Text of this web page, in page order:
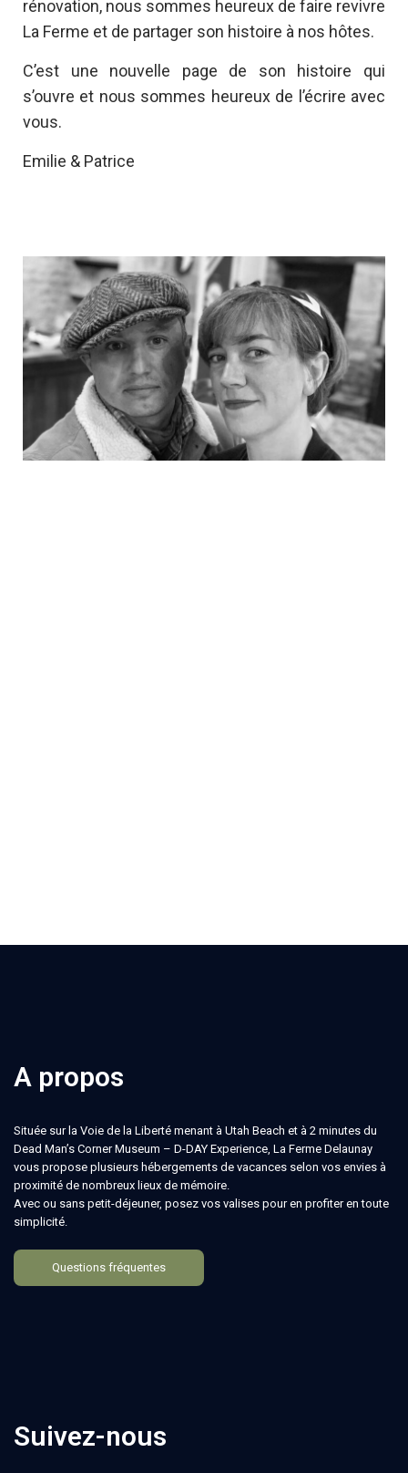
rénovation, nous sommes heureux de faire revivre
La Ferme et de partager son histoire à nos hôtes.
C’est une nouvelle page de son histoire qui
s’ouvre et nous sommes heureux de l’écrire avec
vous.
Emilie & Patrice
A propos
Située sur la Voie de la Liberté menant à Utah Beach et à 2 minutes du
Dead Man’s Corner Museum – D-DAY Experience, La Ferme Delaunay
vous propose plusieurs hébergements de vacances selon vos envies à
proximité de nombreux lieux de mémoire.
Avec ou sans petit-déjeuner, posez vos valises pour en profiter en toute
simplicité.
Questions fréquentes
Suivez-nous